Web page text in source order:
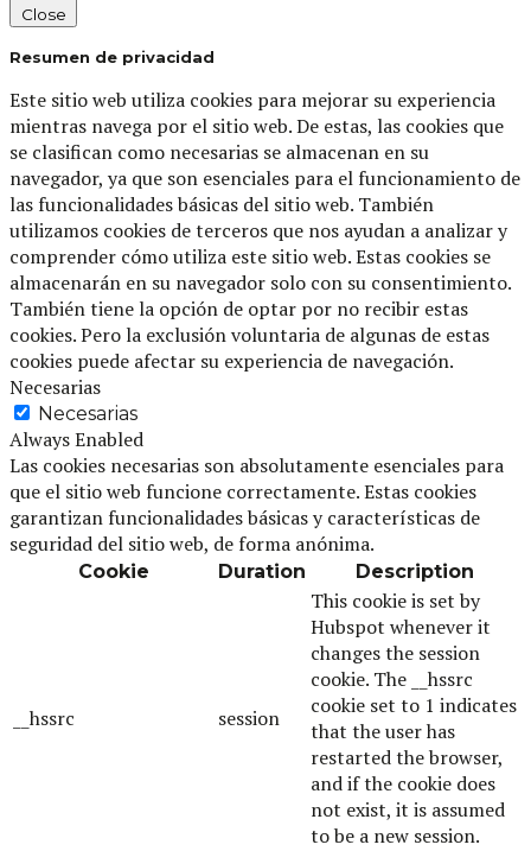
Close
Resumen de privacidad
Este sitio web utiliza cookies para mejorar su experiencia
mientras navega por el sitio web. De estas, las cookies que
se clasifican como necesarias se almacenan en su
navegador, ya que son esenciales para el funcionamiento de
las funcionalidades básicas del sitio web. También
utilizamos cookies de terceros que nos ayudan a analizar y
comprender cómo utiliza este sitio web. Estas cookies se
almacenarán en su navegador solo con su consentimiento.
También tiene la opción de optar por no recibir estas
cookies. Pero la exclusión voluntaria de algunas de estas
cookies puede afectar su experiencia de navegación.
Necesarias
Necesarias
Always Enabled
Las cookies necesarias son absolutamente esenciales para
que el sitio web funcione correctamente. Estas cookies
garantizan funcionalidades básicas y características de
seguridad del sitio web, de forma anónima.
Cookie Duration Description
__hssrc session
This cookie is set by
Hubspot whenever it
changes the session
cookie. The __hssrc
cookie set to 1 indicates
that the user has
restarted the browser,
and if the cookie does
not exist, it is assumed
to be a new session.